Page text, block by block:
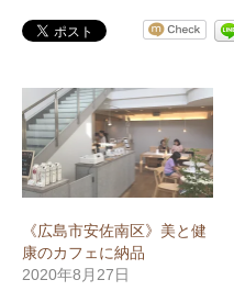
《広島市安佐南区》美と健
康のカフェに納品
2020年8月27日